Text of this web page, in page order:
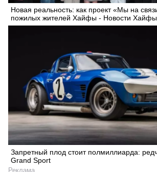
Новая реальность: как проект «Мы на
пожилых жителей Хайфы - Новости Хайфы
Запретный плод стоит полмиллиарда:
Grand Sport
Реклама